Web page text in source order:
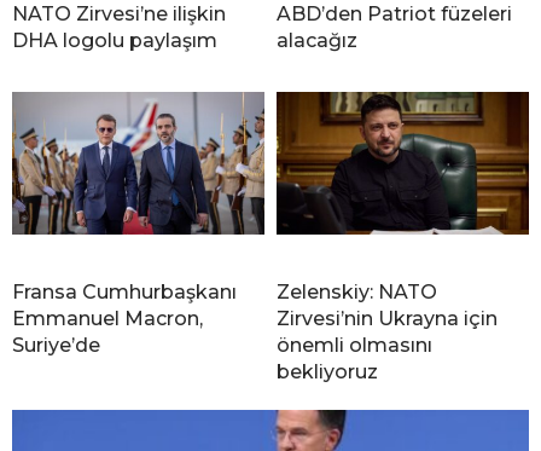
NATO Zirvesi’ne ilişkin
DHA logolu paylaşım
ABD’den Patriot füzeleri
alacağız
Fransa Cumhurbaşkanı
Emmanuel Macron,
Suriye’de
Zelenskiy: NATO
Zirvesi’nin Ukrayna için
önemli olmasını
bekliyoruz